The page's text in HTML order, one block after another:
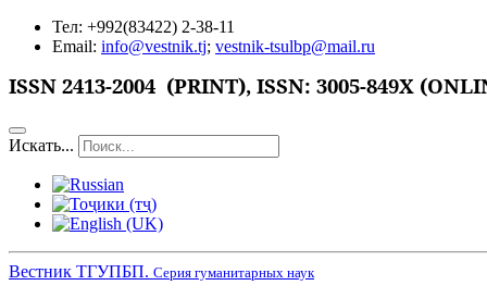
Тел: +992(83422) 2-38-11
Email: info@vestnik.tj; vestnik-tsulbp@mail.ru
ISSN 2413-2004 (PRINT), ISSN: 3005-849X
Искать...
Вестник ТГУПБП. Серия гуманитарных наук